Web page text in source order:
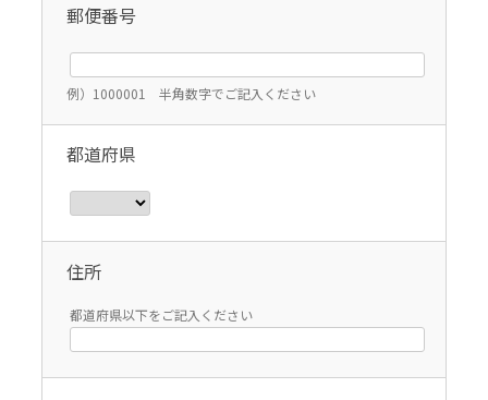
郵便番号
例）1000001 半角数字でご記入ください
都道府県
住所
都道府県以下をご記入ください